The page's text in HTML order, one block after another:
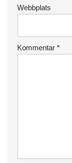
Webbplats
Kommentar *